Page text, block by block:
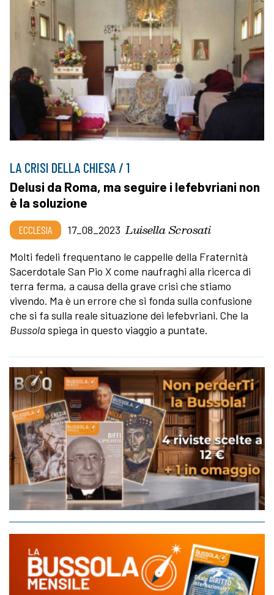
LA CRISI DELLA CHIESA / 1
Delusi da Roma, ma seguire i lefebvriani non
è la soluzione
ECCLESIA 17_08_2023 Luisella Scrosati
Molti fedeli frequentano le cappelle della Fraternità
Sacerdotale San Pio X come naufraghi alla ricerca di
terra ferma, a causa della grave crisi che stiamo
vivendo. Ma è un errore che si fonda sulla confusione
che si fa sulla reale situazione dei lefebvriani. Che la
Bussolaspiega in questo viaggio a puntate.